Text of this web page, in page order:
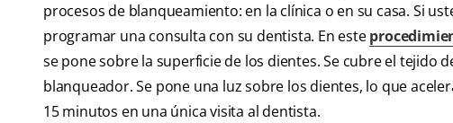
procesos de blanqueamiento: en la clínica o en su casa. Si
programar una consulta con su dentista. En este
se pone sobre la superficie de los dientes. Se cubre el tejido
blanqueador. Se pone una luz sobre los dientes, lo que
15 minutos en una única visita al dentista.